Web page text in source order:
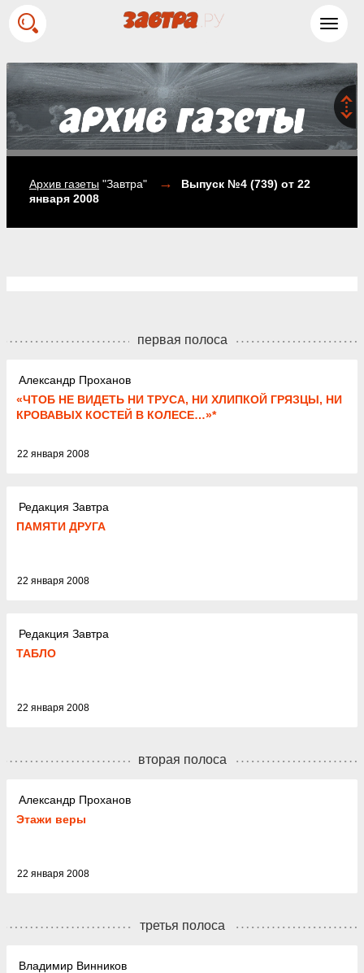
Архив газеты "Завтра" → Выпуск №4 (739) от 22
января 2008
первая полоса
Александр Проханов
«ЧТОБ НЕ ВИДЕТЬ НИ ТРУСА, НИ ХЛИПКОЙ ГРЯЗЦЫ, НИ
КРОВАВЫХ КОСТЕЙ В КОЛЕСЕ…»*
22 января 2008
Редакция Завтра
ПАМЯТИ ДРУГА
22 января 2008
Редакция Завтра
ТАБЛО
22 января 2008
вторая полоса
Александр Проханов
Этажи веры
22 января 2008
третья полоса
Владимир Винников